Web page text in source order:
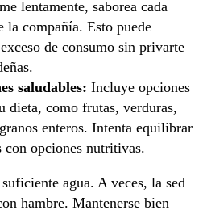
lentamente, saborea cada
la compañía. Esto puede
de consumo sin privarte
saludables: Incluye opciones
dieta, como frutas, verduras,
enteros. Intenta equilibrar
con opciones nutritivas.
agua. A veces, la sed
hambre. Mantenerse bien